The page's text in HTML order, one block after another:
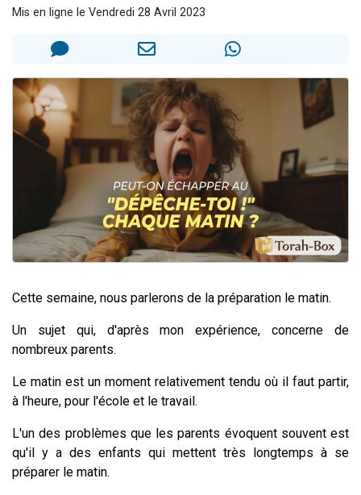
Il reste 49 places pour étudier en groupe sur Zoom
2 nouvelles musiques dans Torah-Box Music
Mis en ligne le Vendredi 28 Avril 2023
Cette semaine, nous parlerons de la préparation le matin.
Un sujet qui, d'après mon expérience, concerne de
nombreux parents.
Le matin est un moment relativement tendu où il faut partir,
à l'heure, pour l'école et le travail.
L'un des problèmes que les parents évoquent souvent est
qu'il y a des enfants qui mettent très longtemps à se
préparer le matin.